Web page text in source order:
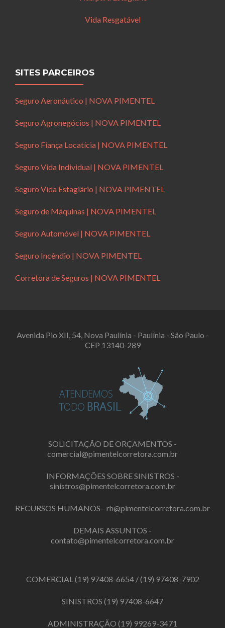
Vida Resgatável
SITES PARCEIROS
Seguro Aeronáutico | NOVA PIMENTEL
Seguro Agronegócios | NOVA PIMENTEL
Seguro Fiança Locatícia | NOVA PIMENTEL
Seguro Vida Individual | NOVA PIMENTEL
Seguro Vida Estagiário | NOVA PIMENTEL
Seguro de Máquinas | NOVA PIMENTEL
Seguro Automóvel | NOVA PIMENTEL
Seguro Incêndio | NOVA PIMENTEL
Corretora de Seguros | NOVA PIMENTEL
Avenida Pio XII, 54, Nova Paulínia - Paulínia - São Paulo -
CEP 13140-289
SOLICITAÇÃO DE ORÇAMENTOS -
comercial@pimentelcorretora.com.br
INFORMAÇÕES SOBRE SINISTROS -
sinistros@pimentelcorretora.com.br
RECURSOS HUMANOS - rh@pimentelcorretora.com.br
DEMAIS ASSUNTOS -
contato@pimentelcorretora.com.br
COMERCIAL(19) 97408-6654/(19) 97408-7902
SINISTROS (19) 97408-6647
ADMINISTRAÇÃO (19) 99269-3471